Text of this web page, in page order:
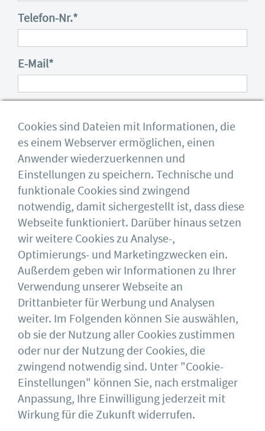
Telefon-Nr.*
E-Mail*
Kommentar
Mit der Nutzung dieses Formulars erkläre
ich mich mit der Speicherung und
Verarbeitung meiner Daten einverstanden.
Nähere Infos in unserer
Datenschutzerklärung*
Mit * markierte Felder sind Pflichtfelder.
bauforumstahl e.V.
Sohnstraße 65
40237 Düsseldorf
Impressum
AGB
Datenschutz
Cookies sind Dateien mit Informationen, die
es einem Webserver ermöglichen, einen
Anwender wiederzuerkennen und
Einstellungen zu speichern. Technische und
funktionale Cookies sind zwingend
notwendig, damit sichergestellt ist, dass diese
Webseite funktioniert. Darüber hinaus setzen
wir weitere Cookies zu Analyse-,
Optimierungs- und Marketingzwecken ein.
Außerdem geben wir Informationen zu Ihrer
Verwendung unserer Webseite an
Drittanbieter für Werbung und Analysen
weiter. Im Folgenden können Sie auswählen,
ob sie der Nutzung aller Cookies zustimmen
oder nur der Nutzung der Cookies, die
zwingend notwendig sind. Unter "Cookie-
Einstellungen" können Sie, nach erstmaliger
Anpassung, Ihre Einwilligung jederzeit mit
Wirkung für die Zukunft widerrufen.